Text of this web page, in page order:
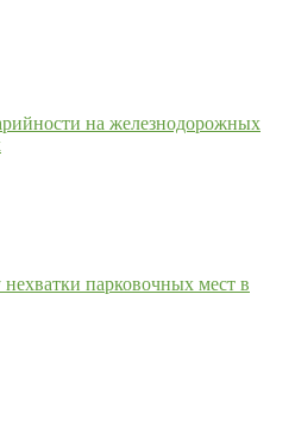
на железнодорожных
парковочных мест в